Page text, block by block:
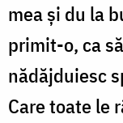
mea și du la
primit-o, ca
nădăjduiesc
Care toate le